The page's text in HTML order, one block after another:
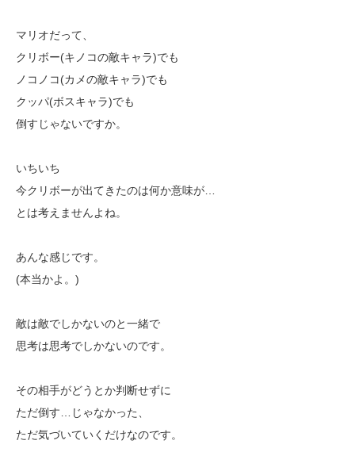
マリオだって、
クリボー(キノコの敵キャラ)でも
ノコノコ(カメの敵キャラ)でも
クッパ(ボスキャラ)でも
倒すじゃないですか。
いちいち
今クリボーが出てきたのは何か意味が…
とは考えませんよね。
あんな感じです。
(本当かよ。)
敵は敵でしかないのと一緒で
思考は思考でしかないのです。
その相手がどうとか判断せずに
ただ倒す…じゃなかった、
ただ気づいていくだけなのです。